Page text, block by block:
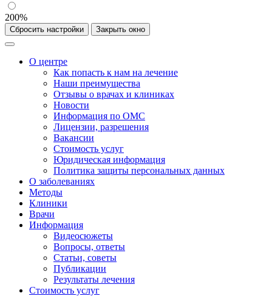
200%
Сбросить настройки Закрыть окно
О центре
Как попасть к нам на лечение
Наши преимущества
Отзывы о врачах и клиниках
Новости
Информация по ОМС
Лицензии, разрешения
Вакансии
Стоимость услуг
Юридическая информация
Политика защиты персональных данных
О заболеваниях
Методы
Клиники
Врачи
Информация
Видеосюжеты
Вопросы, ответы
Статьи, советы
Публикации
Результаты лечения
Стоимость услуг